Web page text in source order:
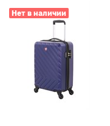
Нет в наличии